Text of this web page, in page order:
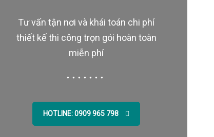
Tư vấn tận nơi và khái toán chi phí
thiết kế thi công trọn gói hoàn toàn
miễn phí
HOTLINE: 0909 965 798